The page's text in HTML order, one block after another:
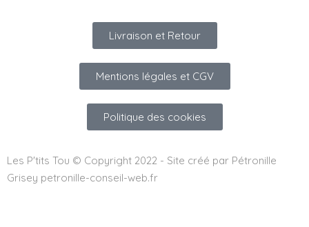
Livraison et Retour
Mentions légales et CGV
Politique des cookies
Les P'tits Tou © Copyright 2022 - Site créé par Pétronille
Grisey petronille-conseil-web.fr